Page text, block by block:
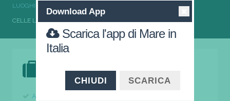
LUOGHI DI MARE DA VISITARE LIGURIA
CELLE LIGURE SPIAGGE DA SOGNO
Abruzzo (24)
Download App
Scarica l'app di Mare in
Italia
CHIUDI SCARICA